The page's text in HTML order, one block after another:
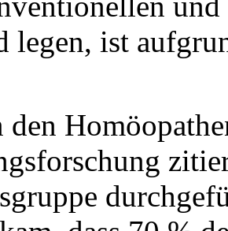
legen, ist
den